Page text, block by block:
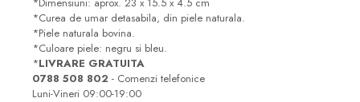
*Curea de umar detasabila, din piele naturala.
*Piele naturala bovina.
*Culoare piele: negru si bleu.
*LIVRARE GRATUITA
0788 508 802 - Comenzi telefonice
Luni-Vineri 09:00-19:00